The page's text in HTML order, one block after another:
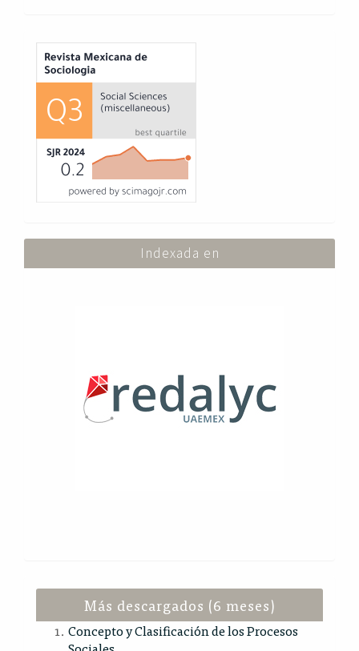
Index
Indexada en
Más descargados (6 meses)
Concepto y Clasificación de los Procesos